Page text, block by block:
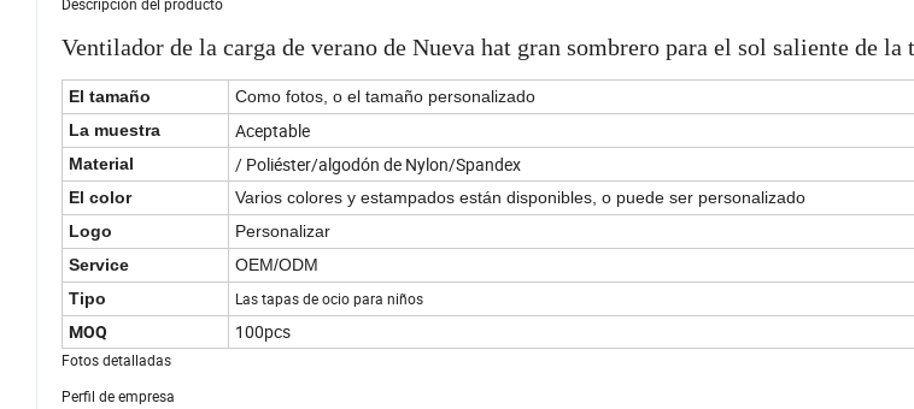
Descripción del producto
Ventilador de la carga de verano de Nueva hat gran sombrero para el sol saliente de la
El tamaño
Como fotos, o el tamaño personalizado
La muestra
Aceptable
Material / Poliéster/algodón de Nylon/Spandex
El color
Varios colores y estampados están disponibles, o puede ser personalizado
Logo
Personalizar
Service
OEM/ODM
Tipo
Las tapas de ocio para niños
MOQ
100pcs
Fotos detalladas
Perfil de empresa